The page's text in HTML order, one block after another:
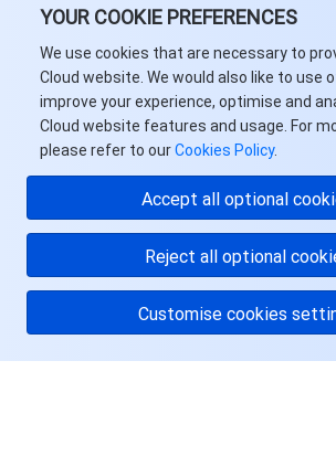
YOUR COOKIE PREFERENCES
We use cookies that are necessary to
Cloud website. We would also like to use
improve your experience, optimise and
Cloud website features and usage. For
please refer to ourCookies Policy.
Accept all optional
Reject all optional
Customise cookies